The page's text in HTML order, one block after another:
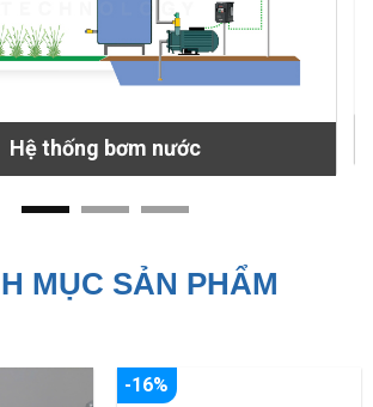
Hệ thống bơm nước
MỤC SẢN PHẨM
-16%